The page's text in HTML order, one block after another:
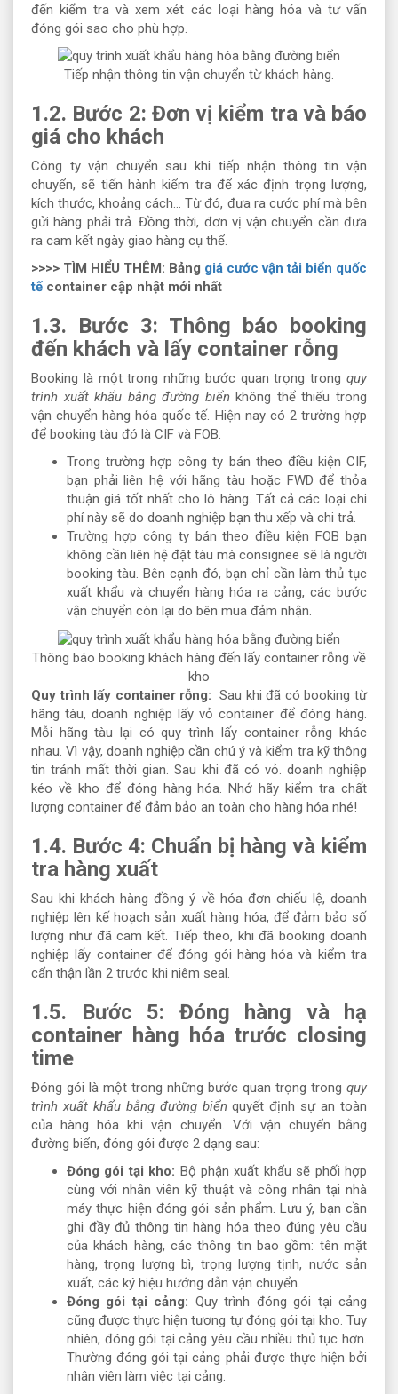
đến kiểm tra và xem xét các loại hàng hóa và tư vấn
đóng gói sao cho phù hợp.
Tiếp nhận thông tin vận chuyển từ khách hàng.
1.2. Bước 2: Đơn vị kiểm tra và báo
giá cho khách
Công ty vận chuyển sau khi tiếp nhận thông tin vận
chuyển, sẽ tiến hành kiểm tra để xác định trọng lượng,
kích thước, khoảng cách… Từ đó, đưa ra cước phí mà bên
gửi hàng phải trả. Đồng thời, đơn vị vận chuyển cần đưa
ra cam kết ngày giao hàng cụ thể.
>>>> TÌM HIỂU THÊM: Bảng giá cước vận tải biển quốc
tếcontainer cập nhật mới nhất
1.3. Bước 3: Thông báo booking
đến khách và lấy container rỗng
Booking là một trong những bước quan trọng trong quy
trình xuất khẩu bằng đường biểnkhông thể thiếu trong
vận chuyển hàng hóa quốc tế. Hiện nay có 2 trường hợp
để booking tàu đó là CIF và FOB:
Trong trường hợp công ty bán theo điều kiện CIF,
bạn phải liên hệ với hãng tàu hoặc FWD để thỏa
thuận giá tốt nhất cho lô hàng. Tất cả các loại chi
phí này sẽ do doanh nghiệp bạn thu xếp và chi trả.
Trường hợp công ty bán theo điều kiện FOB bạn
không cần liên hệ đặt tàu mà consignee sẽ là người
booking tàu. Bên cạnh đó, bạn chỉ cần làm thủ tục
xuất khẩu và chuyển hàng hóa ra cảng, các bước
vận chuyển còn lại do bên mua đảm nhận.
Thông báo booking khách hàng đến lấy container rỗng về
kho
Quy trình lấy container rỗng:Sau khi đã có booking từ
hãng tàu, doanh nghiệp lấy vỏ container để đóng hàng.
Mỗi hãng tàu lại có quy trình lấy container rỗng khác
nhau. Vì vậy, doanh nghiệp cần chú ý và kiểm tra kỹ thông
tin tránh mất thời gian. Sau khi đã có vỏ. doanh nghiệp
kéo về kho để đóng hàng hóa. Nhớ hãy kiểm tra chất
lượng container để đảm bảo an toàn cho hàng hóa nhé!
1.4. Bước 4: Chuẩn bị hàng và kiểm
tra hàng xuất
Sau khi khách hàng đồng ý về hóa đơn chiếu lệ, doanh
nghiệp lên kế hoạch sản xuất hàng hóa, để đảm bảo số
lượng như đã cam kết. Tiếp theo, khi đã booking doanh
nghiệp lấy container để đóng gói hàng hóa và kiểm tra
cẩn thận lần 2 trước khi niêm seal.
1.5. Bước 5: Đóng hàng và hạ
container hàng hóa trước closing
time
Đóng gói là một trong những bước quan trọng trong quy
trình xuất khẩu bằng đường biểnquyết định sự an toàn
của hàng hóa khi vận chuyển. Với vận chuyển bằng
đường biển, đóng gói được 2 dạng sau:
Đóng gói tại kho: Bộ phận xuất khẩu sẽ phối hợp
cùng với nhân viên kỹ thuật và công nhân tại nhà
máy thực hiện đóng gói sản phẩm. Lưu ý, bạn cần
ghi đầy đủ thông tin hàng hóa theo đúng yêu cầu
của khách hàng, các thông tin bao gồm: tên mặt
hàng, trọng lượng bì, trọng lượng tịnh, nước sản
xuất, các ký hiệu hướng dẫn vận chuyển.
Đóng gói tại cảng: Quy trình đóng gói tại cảng
cũng được thực hiện tương tự đóng gói tại kho. Tuy
nhiên, đóng gói tại cảng yêu cầu nhiều thủ tục hơn.
Thường đóng gói tại cảng phải được thực hiện bởi
nhân viên làm việc tại cảng.